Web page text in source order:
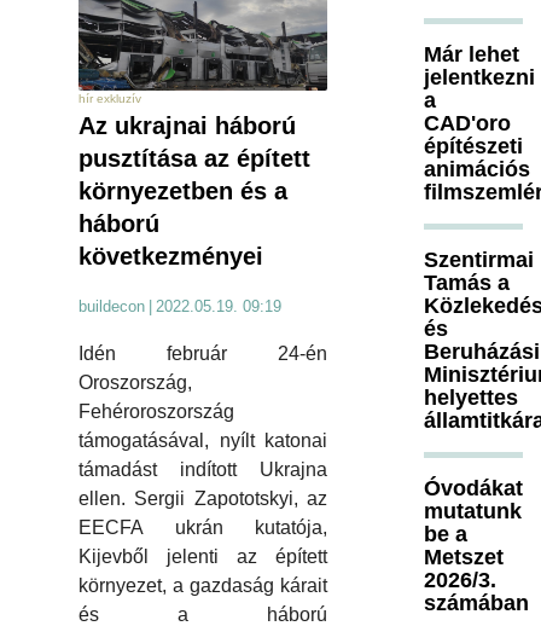
hír exkluzív
Az ukrajnai háború
pusztítása az épített
környezetben és a
háború
következményei
buildecon | 2022.05.19. 09:19
Idén február 24-én
Oroszország,
Fehéroroszország
támogatásával, nyílt katonai
támadást indított Ukrajna
ellen. Sergii Zapototskyi, az
EECFA ukrán kutatója,
Kijevből jelenti az épített
környezet, a gazdaság kárait
és a háború
Már lehet
jelentkezni
a
CAD'oro
építészeti
animációs
Szentirmai
Tamás a
és
Beruházási
helyettes
Óvodákat
mutatunk
be a
Metszet
2026/3.
számában